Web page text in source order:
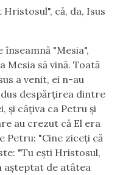
că, da, Isus
"Mesia",
Mesia să vină. Toată
a venit, ei n-au
despărţirea dintre
şi câţiva ca Petru şi
au crezut că El era
Petru: "Cine ziceţi că
"Tu eşti Hristosul,
aşteptat de atâtea